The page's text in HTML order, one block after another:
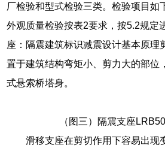
厂检验和型式检验三类。检验项目如
外观质量检验按表2要求，按5.2规定
座：隔震建筑标识减震设计基本原理
置于建筑结构弯矩小、剪力大的部位
式悬索桥塔身。
（图三）隔震支座
滑移支座在剪切作用下容易出现